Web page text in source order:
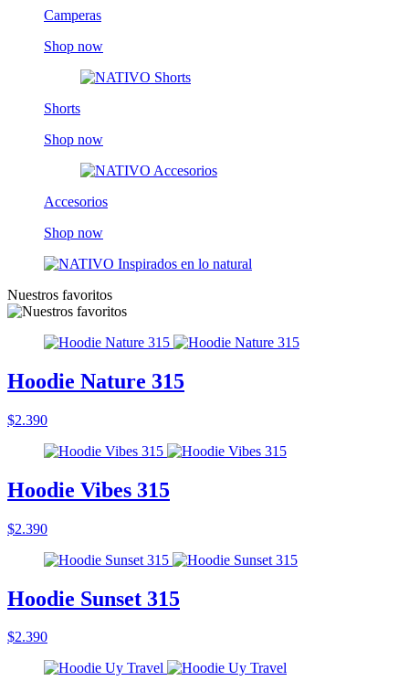
Camperas
Shop now
Shorts
Shop now
Accesorios
Shop now
Nuestros favoritos
Hoodie Nature 315
$2.390
Hoodie Vibes 315
$2.390
Hoodie Sunset 315
$2.390